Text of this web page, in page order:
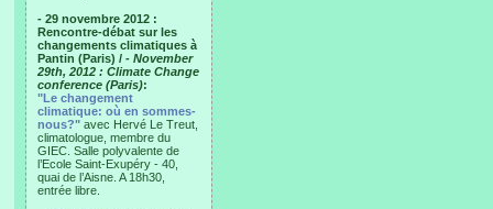
- 29 novembre 2012 :
Rencontre-débat sur les
changements climatiques à
Pantin (Paris) / - November
29th, 2012 : Climate Change
conference (Paris):
"Le changement
climatique: où en sommes-
nous?" avec Hervé Le Treut,
climatologue, membre du
GIEC. Salle polyvalente de
l’Ecole Saint-Exupéry - 40,
quai de l’Aisne. A 18h30,
entrée libre.